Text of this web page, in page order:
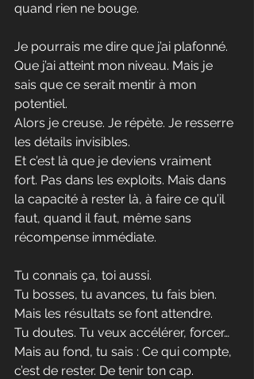
quand rien ne bouge.
Je pourrais me dire que j’ai plafonné.
Que j’ai atteint mon niveau. Mais je
sais que ce serait mentir à mon
potentiel.
Alors je creuse. Je répète. Je resserre
les détails invisibles.
Et c’est là que je deviens vraiment
fort. Pas dans les exploits. Mais dans
la capacité à rester là, à faire ce qu’il
faut, quand il faut, même sans
récompense immédiate.
Tu connais ça, toi aussi.
Tu bosses, tu avances, tu fais bien.
Mais les résultats se font attendre.
Tu doutes. Tu veux accélérer, forcer…
Mais au fond, tu sais : Ce qui compte,
c’est de rester. De tenir ton cap.